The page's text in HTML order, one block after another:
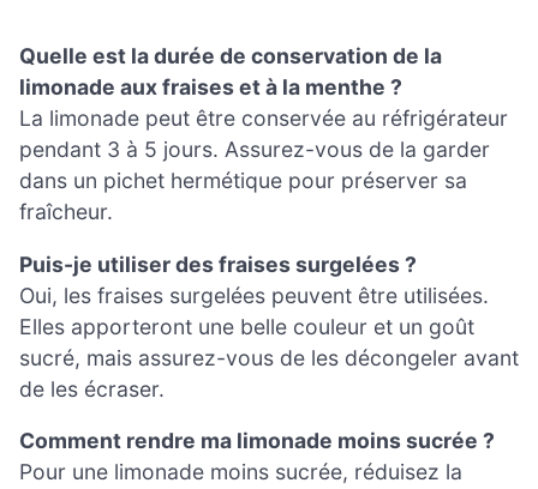
Quelle est la durée de conservation de la
limonade aux fraises et à la menthe ?
La limonade peut être conservée au réfrigérateur
pendant 3 à 5 jours. Assurez-vous de la garder
dans un pichet hermétique pour préserver sa
fraîcheur.
Puis-je utiliser des fraises surgelées ?
Oui, les fraises surgelées peuvent être utilisées.
Elles apporteront une belle couleur et un goût
sucré, mais assurez-vous de les décongeler avant
de les écraser.
Comment rendre ma limonade moins sucrée ?
Pour une limonade moins sucrée, réduisez la